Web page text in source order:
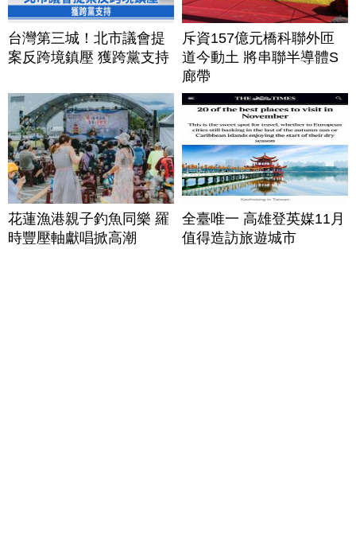
台灣第三城！北市議會提
案反跨境鎮壓 獲跨黨支持
斥資157億元橋科聯外匝
道今動土 將串聯半導體S
廊帶
花蓮漁港親子釣魚同樂 羅
時豐壓軸獻唱掀高潮
全臺唯一 高雄登英媒11月
值得造訪旅遊城市